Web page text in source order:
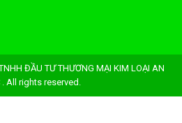
ĐẦU TƯ THƯƠNG MẠI KIM LOẠI AN
. All rights reserved.